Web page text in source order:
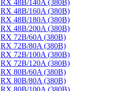
RX 48B/140A (380B)
RX 48B/160A (380B)
RX 48B/180A (380B)
RX 48B/200A (380B)
RX 72B/60A (380B)
RX 72B/80A (380B)
RX 72B/100A (380B)
RX 72B/120A (380B)
RX 80B/60A (380B)
RX 80B/80A (380B)
RX 80B/100A (380B)